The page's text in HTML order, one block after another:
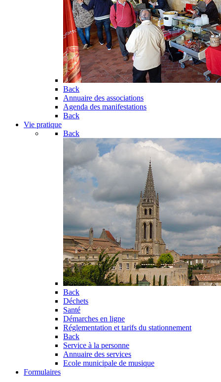
Back
Annuaire des associations
Agenda des manifestations
Back
Vie pratique
Back
Back
Déchets
Santé
Démarches en ligne
Réglementation et tarifs du stationnement
Back
Service à la personne
Annuaire des services
Ecole municipale de musique
Formulaires